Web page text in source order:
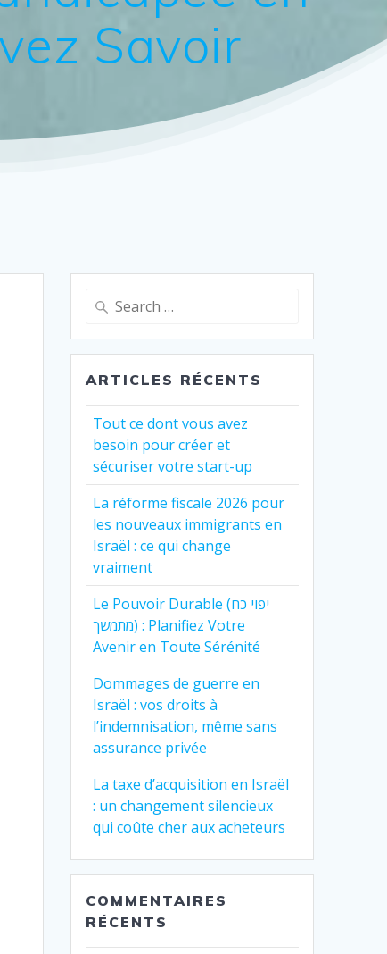
Savoir
Search
ARTICLES RÉCENTS
Tout ce dont vous avez
besoin pour créer et
sécuriser votre start-up
La réforme fiscale 2026 pour
les nouveaux immigrants en
Israël : ce qui change
vraiment
Le Pouvoir Durable (יפוי כח
מתמשך) : Planifiez Votre
Avenir en Toute Sérénité
Dommages de guerre en
Israël : vos droits à
l’indemnisation, même sans
assurance privée
La taxe d’acquisition en Israël
: un changement silencieux
qui coûte cher aux acheteurs
COMMENTAIRES
RÉCENTS